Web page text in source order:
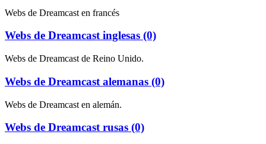
Webs de Dreamcast en francés
Webs de Dreamcast inglesas (0)
Webs de Dreamcast de Reino Unido.
Webs de Dreamcast alemanas (0)
Webs de Dreamcast en alemán.
Webs de Dreamcast rusas (0)